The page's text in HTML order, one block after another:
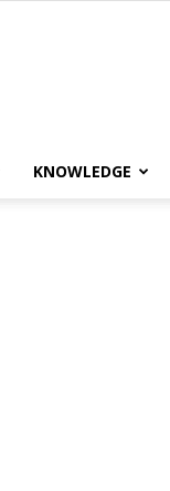
KNOWLEDGE